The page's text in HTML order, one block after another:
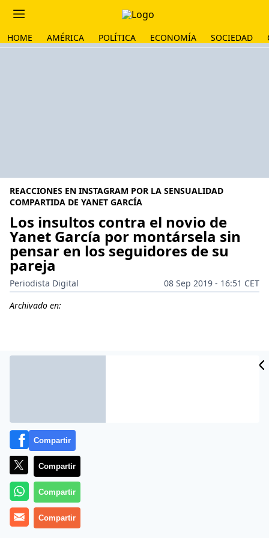
HOME AMÉRICA POLÍTICA ECONOMÍA SOCIEDAD
REACCIONES EN INSTAGRAM POR LA SENSUALIDAD
COMPARTIDA DE YANET GARCÍA
Los insultos contra el novio de
Yanet García por montársela sin
pensar en los seguidores de su
pareja
Periodista Digital
08 Sep 2019 - 16:51 CET
Archivado en:
Más información
Compartir
Compartir
Compartir
Compartir